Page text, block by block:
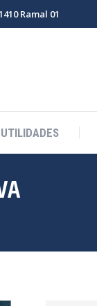
Ramal 01
UTILIDADES